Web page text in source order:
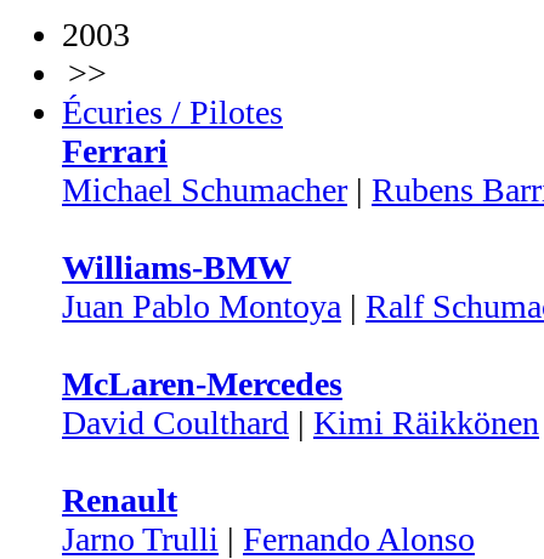
2003
>>
Écuries / Pilotes
Ferrari
Michael Schumacher | Rubens
Williams-BMW
Juan Pablo Montoya | Ralf
McLaren-Mercedes
David Coulthard | Kimi Räikkönen
Renault
Jarno Trulli | Fernando Alonso